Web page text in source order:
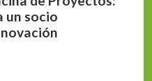
un socio